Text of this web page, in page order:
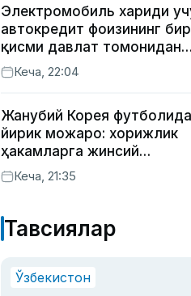
Электромобиль хариди
автокредит фоизининг бир
қисми давлат томонидан
қоплаб берилиши мумкин
Кеча, 22:04
Жанубий Корея футболида
йирик можаро: хорижлик
ҳакамларга жинсий
хизматлар кўрсатилгани
маълум қилинди
Кеча, 21:35
Тавсиялар
Ўзбекистон